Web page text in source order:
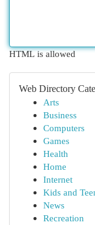
HTML is allowed
Web Directory
Arts
Business
Computers
Games
Health
Home
Internet
Kids and
News
Recreation